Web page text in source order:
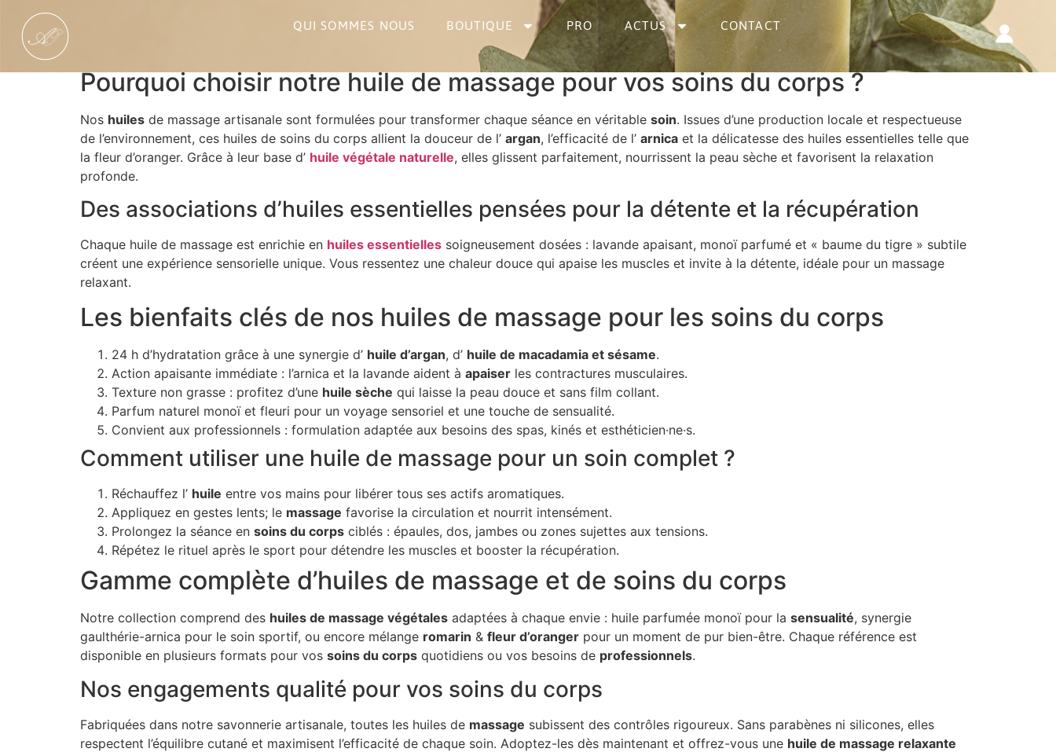
QUI SOMMES NOUS BOUTIQUE PRO ACTUS CONTACT
Huiles de Massage Bio : Détente et Soin du Corps
Pourquoi choisir notre huile de massage pour vos soins du corps ?
Nos huiles de massage artisanale sont formulées pour transformer chaque séance en véritable soin. Issues d’une production locale et respectueuse
de l’environnement, ces huiles de soins du corps allient la douceur de l’ argan, l’efficacité de l’ arnica et la délicatesse des huiles essentielles telle que
la fleur d’oranger. Grâce à leur base d’ huile végétale naturelle, elles glissent parfaitement, nourrissent la peau sèche et favorisent la relaxation
profonde.
Des associations d’huiles essentielles pensées pour la détente et la récupération
Chaque huile de massage est enrichie en huiles essentielles soigneusement dosées : lavande apaisant, monoï parfumé et « baume du tigre » subtile
créent une expérience sensorielle unique. Vous ressentez une chaleur douce qui apaise les muscles et invite à la détente, idéale pour un massage
relaxant.
Les bienfaits clés de nos huiles de massage pour les soins du corps
24 h d’hydratation grâce à une synergie d’ huile d’argan, d’ huile de macadamia et sésame.
Action apaisante immédiate : l’arnica et la lavande aident à apaiser les contractures musculaires.
Texture non grasse : profitez d’une huile sèche qui laisse la peau douce et sans film collant.
Parfum naturel monoï et fleuri pour un voyage sensoriel et une touche de sensualité.
Convient aux professionnels : formulation adaptée aux besoins des spas, kinés et esthéticien·ne·s.
Comment utiliser une huile de massage pour un soin complet ?
Réchauffez l’ huile entre vos mains pour libérer tous ses actifs aromatiques.
Appliquez en gestes lents; le massage favorise la circulation et nourrit intensément.
Prolongez la séance en soins du corps ciblés : épaules, dos, jambes ou zones sujettes aux tensions.
Répétez le rituel après le sport pour détendre les muscles et booster la récupération.
Gamme complète d’huiles de massage et de soins du corps
Notre collection comprend des huiles de massage végétales adaptées à chaque envie : huile parfumée monoï pour la sensualité, synergie
gaulthérie-arnica pour le soin sportif, ou encore mélange romarin & fleur d’oranger pour un moment de pur bien-être. Chaque référence est
disponible en plusieurs formats pour vos soins du corps quotidiens ou vos besoins de professionnels.
Nos engagements qualité pour vos soins du corps
Fabriquées dans notre savonnerie artisanale, toutes les huiles de massage subissent des contrôles rigoureux. Sans parabènes ni silicones, elles
respectent l’équilibre cutané et maximisent l’efficacité de chaque soin. Adoptez-les dès maintenant et offrez-vous une huile de massage relaxante